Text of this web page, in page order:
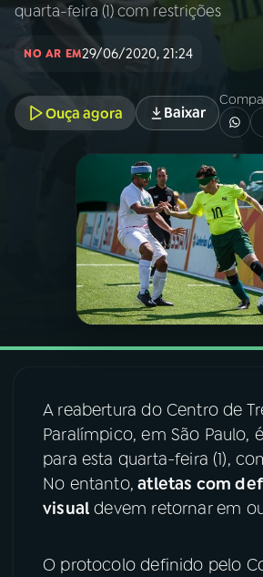
INÍCIO
A RÁDIO
PROGRAMAÇÃO
PROGRAMAS
PODCASTS
06VIDEOCASTS
07ÚLTIMAS
08FESTIVAL DE MÚSICA
YouTube
quarta-feira (1) com restrições
NO AR EM29/06/2020, 21:24
Ouça agora Baixar
A reabertura do Centro de
Paralímpico, em São Paulo,
para esta quarta-feira (1),
No entanto, atletas com
visual devem retornar em
O protocolo definido pelo